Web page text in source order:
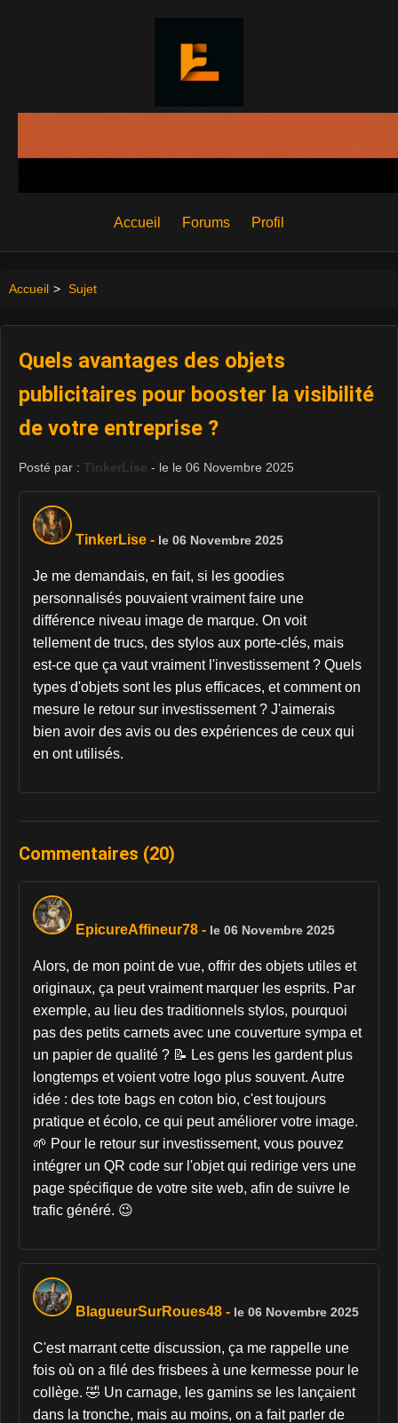
Accueil Forums Profil
Accueil > Sujet
Quels avantages des objets
publicitaires pour booster la visibilité
de votre entreprise ?
Posté par : TinkerLise - le le 06 Novembre 2025
TinkerLise - le 06 Novembre 2025
Je me demandais, en fait, si les goodies
personnalisés pouvaient vraiment faire une
différence niveau image de marque. On voit
tellement de trucs, des stylos aux porte-clés, mais
est-ce que ça vaut vraiment l'investissement ? Quels
types d'objets sont les plus efficaces, et comment on
mesure le retour sur investissement ? J'aimerais
bien avoir des avis ou des expériences de ceux qui
en ont utilisés.
Commentaires (20)
EpicureAffineur78 - le 06 Novembre 2025
Alors, de mon point de vue, offrir des objets utiles et
originaux, ça peut vraiment marquer les esprits. Par
exemple, au lieu des traditionnels stylos, pourquoi
pas des petits carnets avec une couverture sympa et
un papier de qualité ? 📝 Les gens les gardent plus
longtemps et voient votre logo plus souvent. Autre
idée : des tote bags en coton bio, c'est toujours
pratique et écolo, ce qui peut améliorer votre image.
🌱 Pour le retour sur investissement, vous pouvez
intégrer un QR code sur l'objet qui redirige vers une
page spécifique de votre site web, afin de suivre le
trafic généré. 😉
BlagueurSurRoues48 - le 06 Novembre 2025
C'est marrant cette discussion, ça me rappelle une
fois où on a filé des frisbees à une kermesse pour le
collège. 🤣 Un carnage, les gamins se les lançaient
dans la tronche, mais au moins, on a fait parler de